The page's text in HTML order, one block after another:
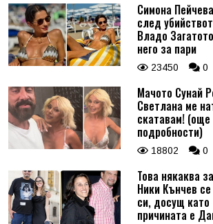
Коментар*
Симона
след
Владо
него за пари
23450 0
Мачото Сунай
Светлана ме
скатавам!
подробности)
18802 0
Това някаква
Ники Кънчев
си, досущ като
причината е